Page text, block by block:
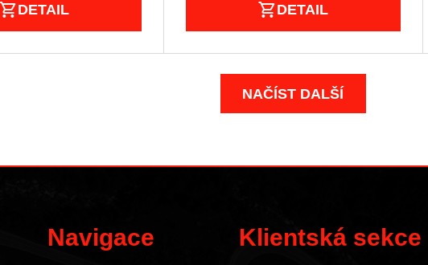
DETAIL DETAIL
NAČÍST DALŠÍ
Navigace Klientská sekce